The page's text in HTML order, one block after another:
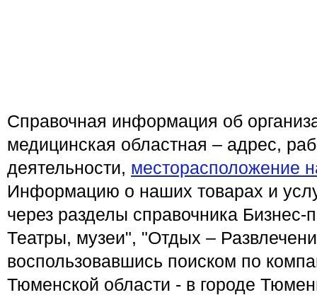
Справочная информация об
медицинская областная – адрес,
деятельности, месторасположение
Информацию о наших товарах и
через разделы справочника Бизнес-
Театры, музеи", "Отдых –
воспользовавшись поиском по
Тюменской области - в городе